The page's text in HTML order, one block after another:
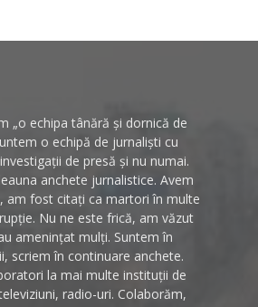
„o echipa tânără și dornică de
o echipă de jurnaliști cu
de presă și nu numai.
anchete jurnalistice. Avem
am fost citați ca martori în multe
Nu ne este frică, am văzut
amenințat mulți. Suntem în
scriem în continuare anchete.
la mai multe instituții de
radio-uri. Colaborăm,